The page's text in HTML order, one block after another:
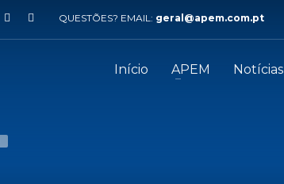
QUESTÕES? EMAIL: geral@apem.com.pt
Início APEM Notícias